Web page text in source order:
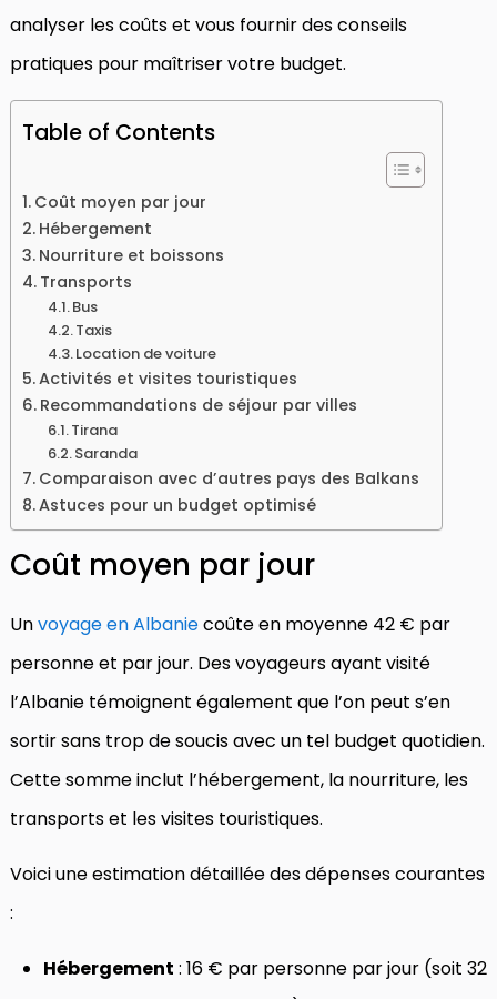
analyser les coûts et vous fournir des conseils
pratiques pour maîtriser votre budget.
Table of Contents
Coût moyen par jour
Hébergement
Nourriture et boissons
Transports
Bus
Taxis
Location de voiture
Activités et visites touristiques
Recommandations de séjour par villes
Tirana
Saranda
Comparaison avec d’autres pays des Balkans
Astuces pour un budget optimisé
Coût moyen par jour
Unvoyage en Albaniecoûte en moyenne 42 € par
personne et par jour. Des voyageurs ayant visité
l’Albanie témoignent également que l’on peut s’en
sortir sans trop de soucis avec un tel budget quotidien.
Cette somme inclut l’hébergement, la nourriture, les
transports et les visites touristiques.
Voici une estimation détaillée des dépenses courantes
:
Hébergement : 16 € par personne par jour (soit 32